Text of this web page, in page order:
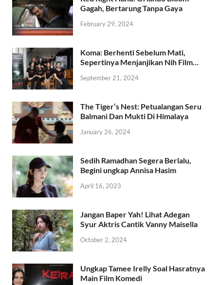
Gagah, Bertarung Tanpa Gaya
February 29, 2024
Koma: Berhenti Sebelum Mati,
Sepertinya Menjanjikan Nih Film…
September 21, 2024
The Tiger’s Nest: Petualangan Seru
Balmani Dan Mukti Di Himalaya
January 26, 2024
Sedih Ramadhan Segera Berlalu,
Begini ungkap Annisa Hasim
April 16, 2023
Jangan Baper Yah! Lihat Adegan
Syur Aktris Cantik Vanny Maisella
October 2, 2024
Ungkap Tamee Irelly Soal Hasratnya
Main Film Komedi